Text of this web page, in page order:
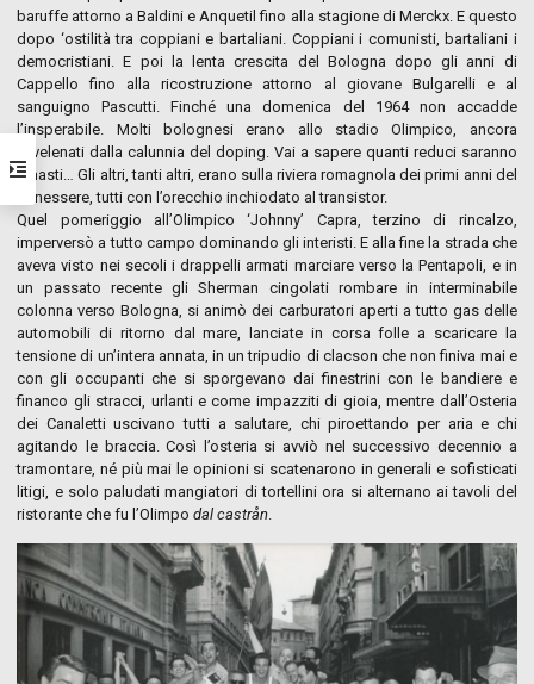
baruffe attorno a Baldini e Anquetil fino alla stagione di Merckx. E questo
dopo ‘ostilità tra coppiani e bartaliani. Coppiani i comunisti, bartaliani i
democristiani. E poi la lenta crescita del Bologna dopo gli anni di
Cappello fino alla ricostruzione attorno al giovane Bulgarelli e al
sanguigno Pascutti. Finché una domenica del 1964 non accadde
l’insperabile. Molti bolognesi erano allo stadio Olimpico, ancora
avvelenati dalla calunnia del doping. Vai a sapere quanti reduci saranno
rimasti… Gli altri, tanti altri, erano sulla riviera romagnola dei primi anni del
benessere, tutti con l’orecchio inchiodato al transistor.
Quel pomeriggio all’Olimpico ‘Johnny’ Capra, terzino di rincalzo,
imperversò a tutto campo dominando gli interisti. E alla fine la strada che
aveva visto nei secoli i drappelli armati marciare verso la Pentapoli, e in
un passato recente gli Sherman cingolati rombare in interminabile
colonna verso Bologna, si animò dei carburatori aperti a tutto gas delle
automobili di ritorno dal mare, lanciate in corsa folle a scaricare la
tensione di un’intera annata, in un tripudio di clacson che non finiva mai e
con gli occupanti che si sporgevano dai finestrini con le bandiere e
financo gli stracci, urlanti e come impazziti di gioia, mentre dall’Osteria
dei Canaletti uscivano tutti a salutare, chi piroettando per aria e chi
agitando le braccia. Così l’osteria si avviò nel successivo decennio a
tramontare, né più mai le opinioni si scatenarono in generali e sofisticati
litigi, e solo paludati mangiatori di tortellini ora si alternano ai tavoli del
ristorante che fu l’Olimpodal castrån